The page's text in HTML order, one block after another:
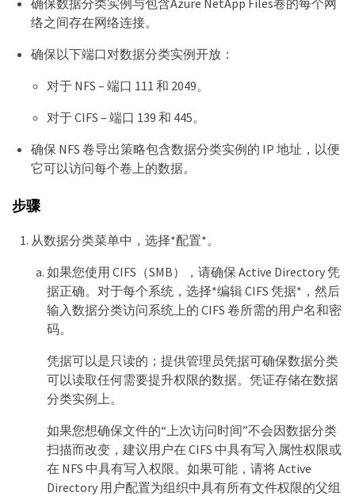
络之间存在网络连接。
确保以下端口对数据分类实例开放：
对于 NFS – 端口 111 和 2049。
对于 CIFS – 端口 139 和 445。
确保 NFS 卷导出策略包含数据分类实例的 IP 地址，以便
它可以访问每个卷上的数据。
步骤
从数据分类菜单中，选择*配置*。
如果您使用 CIFS（SMB），请确保 Active Directory 凭
据正确。对于每个系统，选择*编辑 CIFS 凭据*，然后
输入数据分类访问系统上的 CIFS 卷所需的用户名和密
码。
凭据可以是只读的；提供管理员凭据可确保数据分类
可以读取任何需要提升权限的数据。凭证存储在数据
分类实例上。
如果您想确保文件的“上次访问时间”不会因数据分类
扫描而改变，建议用户在 CIFS 中具有写入属性权限或
在 NFS 中具有写入权限。如果可能，请将 Active
Directory 用户配置为组织中具有所有文件权限的父组